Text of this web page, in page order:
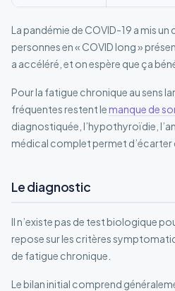
La pandémie de COVID-19 a mis
personnes en « COVID long »
a accéléré, et on espère que ça
Pour la fatigue chronique au sens
fréquentes restent lemanque de
diagnostiquée, l’hypothyroïdie,
médical complet permet d’écarter
Le diagnostic
Il n’existe pas de test biologique
repose sur les critères
de fatigue chronique.
Le bilan initial comprend